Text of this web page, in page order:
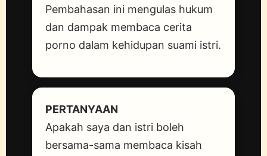
Pembahasan ini mengulas hukum
dan dampak membaca cerita
porno dalam kehidupan suami istri.
PERTANYAAN
Apakah saya dan istri boleh
bersama-sama membaca kisah